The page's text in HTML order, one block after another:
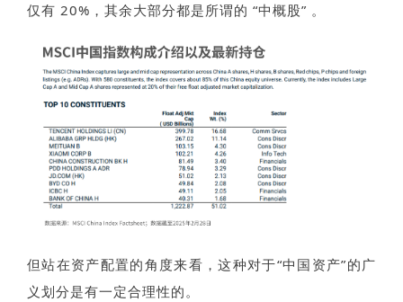
仅有 20%，其余大部分都是所谓的 “中概股” 。
但站在资产配置的角度来看，这种对于“中国资产”的广
义划分是有一定合理性的。